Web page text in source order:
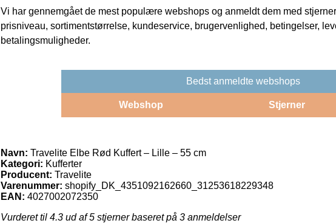
Vi har gennemgået de mest populære webshops og anmeldt dem med
prisniveau, sortimentstørrelse, kundeservice, brugervenlighed, betingelser,
betalingsmuligheder.
Bedst anmeldte webshops
Webshop Stjerner
Navn: Travelite Elbe Rød Kuffert – Lille – 55 cm
Kategori: Kufferter
Producent: Travelite
Varenummer: shopify_DK_4351092162660_31253618229348
EAN: 4027002072350
Vurderet til 4.3 ud af 5 stjerner baseret på 3 anmeldelser